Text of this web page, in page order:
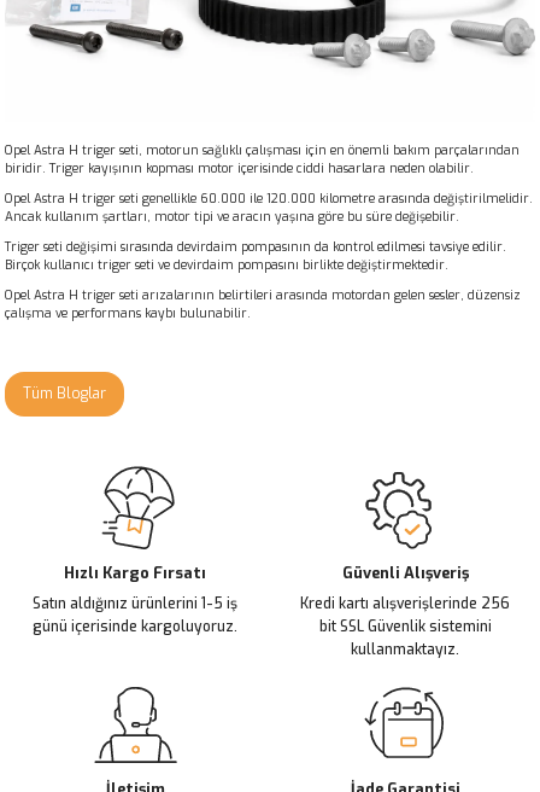
Opel Astra H triger seti, motorun sağlıklı çalışması için en önemli bakım parçalarından
biridir. Triger kayışının kopması motor içerisinde ciddi hasarlara neden olabilir.
Opel Astra H triger seti genellikle 60.000 ile 120.000 kilometre arasında değiştirilmelidir.
Ancak kullanım şartları, motor tipi ve aracın yaşına göre bu süre değişebilir.
Triger seti değişimi sırasında devirdaim pompasının da kontrol edilmesi tavsiye edilir.
Birçok kullanıcı triger seti ve devirdaim pompasını birlikte değiştirmektedir.
Opel Astra H triger seti arızalarının belirtileri arasında motordan gelen sesler, düzensiz
çalışma ve performans kaybı bulunabilir.
Tüm Bloglar
Hızlı Kargo Fırsatı
Satın aldığınız ürünlerini 1-5 iş
günü içerisinde kargoluyoruz.
Güvenli Alışveriş
Kredi kartı alışverişlerinde 256
bit SSL Güvenlik sistemini
kullanmaktayız.